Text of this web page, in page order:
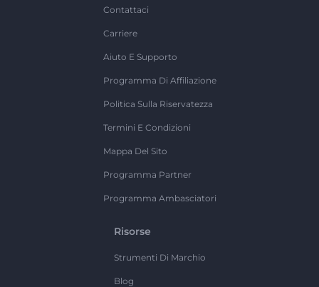
Contattaci
Carriere
Aiuto E Supporto
Programma Di Affiliazione
Politica Sulla Riservatezza
Termini E Condizioni
Mappa Del Sito
Programma Partner
Programma Ambasciatori
Risorse
Strumenti Di Marchio
Blog